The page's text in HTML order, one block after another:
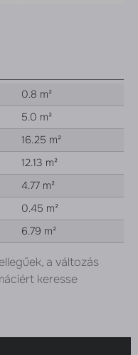
0.8 m²
5.0 m²
16.25 m²
12.13 m²
4.77 m²
0.45 m²
6.79 m²
a változás
keresse